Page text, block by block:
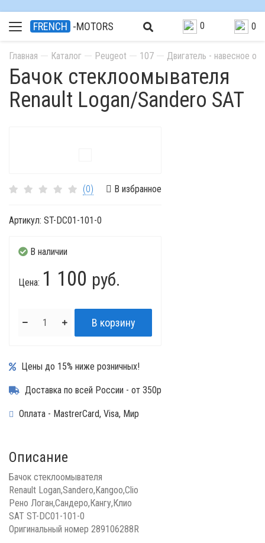
FRENCH -MOTORS 0 0
Главная Каталог Peugeot 107 Двигатель - навесное
Бачок стеклоомывателя
Renault Logan/Sandero SAT
(0) В избранное
Артикул: ST-DC01-101-0
В наличии
Цена: 1 100 руб.
Цены до 15% ниже розничных!
Доставка по всей России - от 350р
Оплата - MastrerCard, Visa, Мир
Описание
Бачок стеклоомывателя
Renault Logan,Sandero,Kangoo,Clio
Рено Логан,Сандеро,Кангу,Клио
SAT ST-DC01-101-0
Оригинальный номер 289106288R